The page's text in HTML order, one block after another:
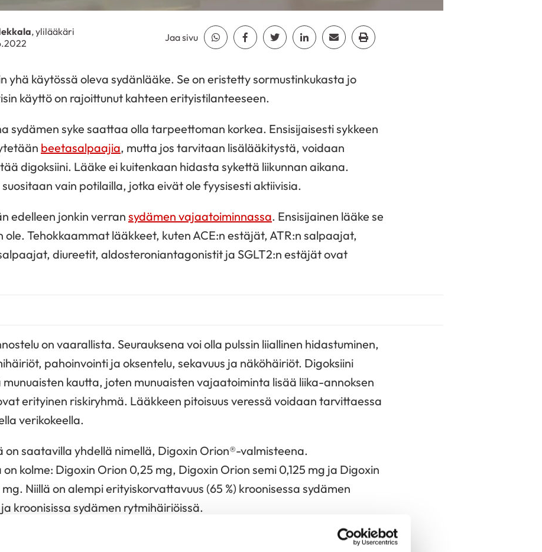
, ylilääkäri
Jaa sivu Jaa Whatsapp
Jaa Facebook
Jaa TwitterJaa LinkedinJaa EmailJaa Print
yhä käytössä oleva sydänlääke. Se on eristetty sormustinkukasta jo
käyttö on rajoittunut kahteen erityistilanteeseen.
sydämen syke saattaa olla tarpeettoman korkea. Ensisijaisesti sykkeen
beetasalpaajia, mutta jos tarvitaan lisälääkitystä, voidaan
digoksiini. Lääke ei kuitenkaan hidasta sykettä liikunnan aikana.
vain potilailla, jotka eivät ole fyysisesti aktiivisia.
edelleen jonkin verran sydämen vajaatoiminnassa. Ensisijainen lääke se
ole. Tehokkaammat lääkkeet, kuten ACE:n estäjät, ATR:n salpaajat,
diureetit, aldosteroniantagonistit ja SGLT2:n estäjät ovat
on vaarallista. Seurauksena voi olla pulssin liiallinen hidastuminen,
pahoinvointi ja oksentelu, sekavuus ja näköhäiriöt. Digoksiini
munuaisten kautta, joten munuaisten vajaatoiminta lisää liika-annoksen
erityinen riskiryhmä. Lääkkeen pitoisuus veressä voidaan tarvittaessa
verikokeella.
on saatavilla yhdellä nimellä, Digoxin Orion®-valmisteena.
kolme: Digoxin Orion 0,25 mg, Digoxin Orion semi 0,125 mg ja Digoxin
Niillä on alempi erityiskorvattavuus (65 %) kroonisessa sydämen
kroonisissa sydämen rytmihäiriöissä.